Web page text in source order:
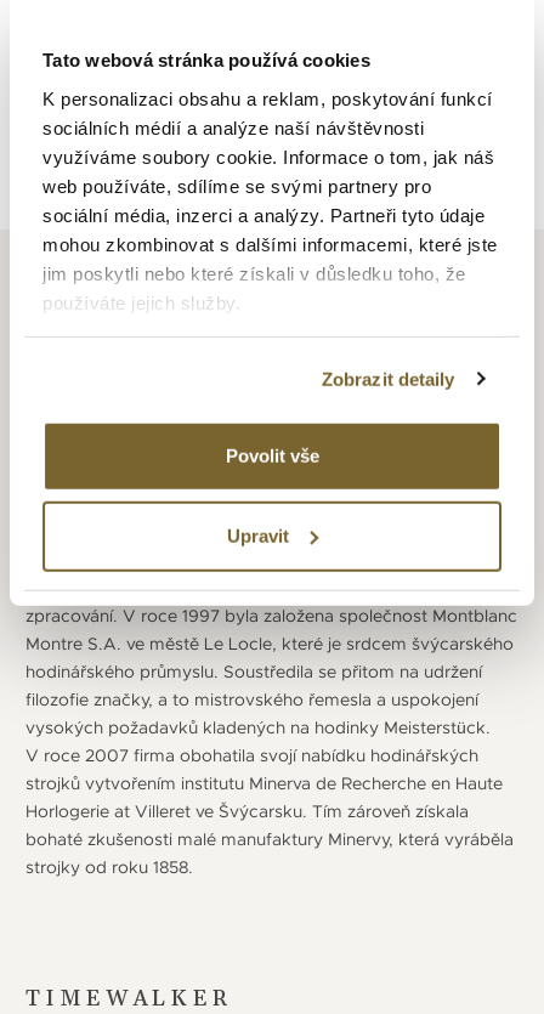
Tato webová stránka používá cookies
K personalizaci obsahu a reklam, poskytování funkcí
sociálních médií a analýze naší návštěvnosti
využíváme soubory cookie. Informace o tom, jak náš
web používáte, sdílíme se svými partnery pro
sociální média, inzerci a analýzy. Partneři tyto údaje
mohou zkombinovat s dalšími informacemi, které jste
jim poskytli nebo které získali v důsledku toho, že
používáte jejich služby.
Zobrazit detaily
Povolit vše
Upravit
Zpět na výpis
Vznik společnosti se datuje do roku 1906, kdy ji založili
bankéř Alfred Nehemias a inženýr August Eberstein a začali
značku „Montblanc“ a o další tři vytvořili logo značky –
hvězdu používanou dodnes. Jméno společnosti odkazuje
produktů té nejvyšší kvality a špičkového řemeslného
zpracování. V roce 1997 byla založena společnost Montblanc
Montre S.A. ve městě Le Locle, které je srdcem švýcarského
hodinářského průmyslu. Soustředila se přitom na udržení
filozofie značky, a to mistrovského řemesla a uspokojení
vysokých požadavků kladených na hodinky Meisterstück.
V roce 2007 firma obohatila svojí nabídku hodinářských
strojků vytvořením institutu Minerva de Recherche en Haute
Horlogerie at Villeret ve Švýcarsku. Tím zároveň získala
bohaté zkušenosti malé manufaktury Minervy, která vyráběla
strojky od roku 1858.
TIMEWALKER